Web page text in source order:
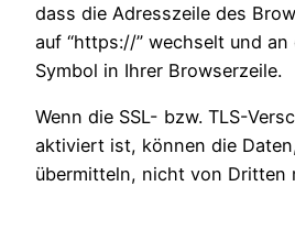
dass die Adresszeile des
auf “https://” wechselt und
Symbol in Ihrer Browserzeile.
Wenn die SSL- bzw. TLS-
aktiviert ist, können die
übermitteln, nicht von Dritten